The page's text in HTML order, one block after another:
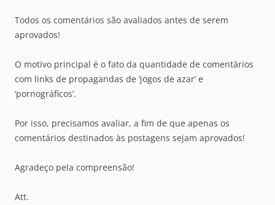
Todos os comentários são avaliados antes de serem
aprovados!
O motivo principal é o fato da quantidade de comentários
com links de propagandas de ‘jogos de azar’ e
‘pornográficos’.
Por isso, precisamos avaliar, a fim de que apenas os
comentários destinados às postagens sejam aprovados!
Agradeço pela compreensão!
Att.